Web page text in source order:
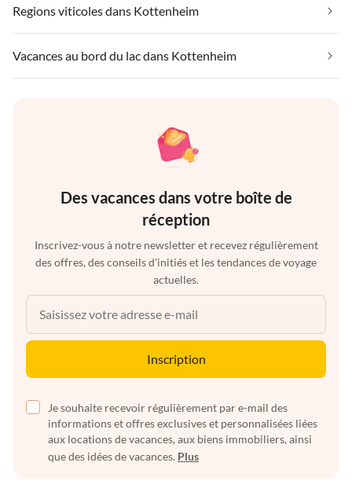
Regions viticoles dans Kottenheim
Vacances au bord du lac dans Kottenheim
Des vacances dans votre boîte de
réception
Inscrivez-vous à notre newsletter et recevez régulièrement
des offres, des conseils d'initiés et les tendances de voyage
actuelles.
Inscription
Je souhaite recevoir régulièrement par e-mail des
informations et offres exclusives et personnalisées liées
aux locations de vacances, aux biens immobiliers, ainsi
que des idées de vacances. Plus